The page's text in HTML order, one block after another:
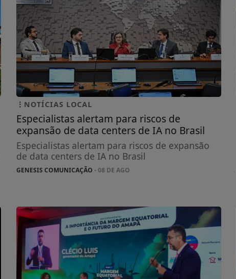
NOTÍCIAS LOCAL
Especialistas alertam para riscos de
expansão de data centers de IA no Brasil
Especialistas alertam para riscos de expansão
de data centers de IA no Brasil
GENESIS COMUNICAÇÃO - 08 DE AGO